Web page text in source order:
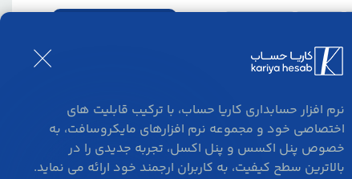
نرم افزار حسابداری کاریا حساب، با ترکیب قابلیت های
اختصاصی خود و مجموعه نرم افزارهای مایکروسافت، به
خصوص پنل اکسس و پنل اکسل، تجربه جدیدی را در
بالاترین سطح کیفیت، به کاربران ارجمند خود ارائه می نماید.